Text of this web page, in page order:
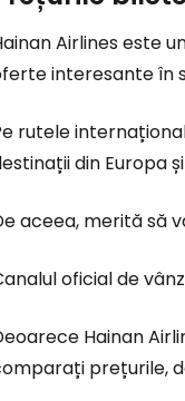
Airlines este
interesante în
rutele
din Europa
aceea, merită să
oficial de
Hainan
prețurile,